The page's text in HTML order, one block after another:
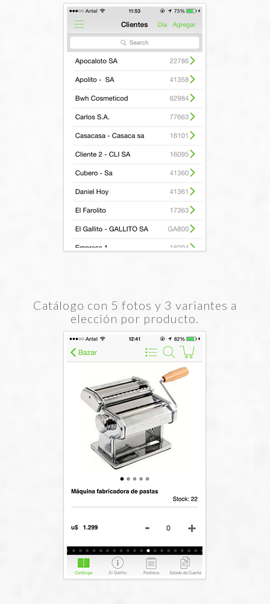
Catálogo con 5 fotos y 3 variantes a
elección por producto.